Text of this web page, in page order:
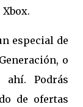
especial de
o
Podrás
de ofertas